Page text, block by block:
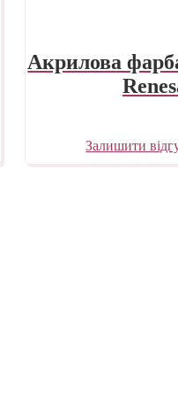
Акрилова
Залишити